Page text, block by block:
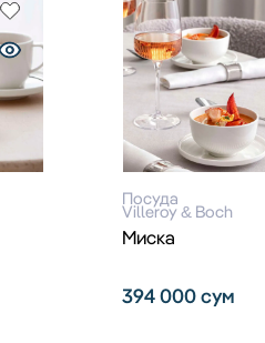
Посуда
Villeroy & Boch
Миска
394 000сум